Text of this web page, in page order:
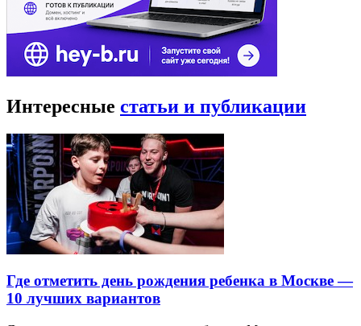
Интересные статьи и публикации
Где отметить день рождения ребенка в Москве —
10 лучших вариантов